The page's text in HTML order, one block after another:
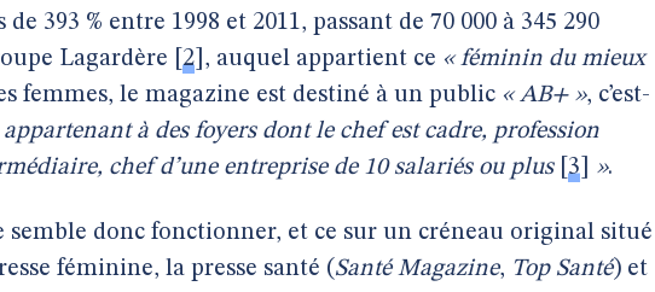
393 % entre 1998 et 2011, passant de 70 000 à 345 290
Lagardère
2 , auquel appartient ce « féminin du mieux
femmes, le magazine est destiné à un public « AB+ », c’est-
à des foyers dont le chef est cadre, profession
chef d’une entreprise de 10 salariés ou plus[ 3 ».
semble donc fonctionner, et ce sur un créneau original situé
féminine, la presse santé (Santé Magazine, Top Santé) et